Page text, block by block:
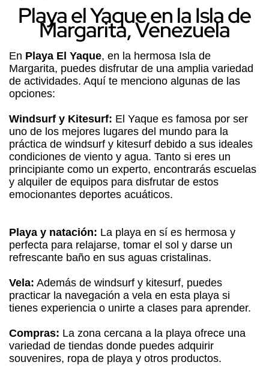
Playa el Yaque en la Isla de
Margarita, Venezuela
En Playa El Yaque, en la hermosa Isla de
Margarita, puedes disfrutar de una amplia variedad
de actividades. Aquí te menciono algunas de las
opciones:
Windsurf y Kitesurf: El Yaque es famosa por ser
uno de los mejores lugares del mundo para la
práctica de windsurf y kitesurf debido a sus ideales
condiciones de viento y agua. Tanto si eres un
principiante como un experto, encontrarás escuelas
y alquiler de equipos para disfrutar de estos
emocionantes deportes acuáticos.
Playa y natación: La playa en sí es hermosa y
perfecta para relajarse, tomar el sol y darse un
refrescante baño en sus aguas cristalinas.
Vela: Además de windsurf y kitesurf, puedes
practicar la navegación a vela en esta playa si
tienes experiencia o unirte a clases para aprender.
Compras: La zona cercana a la playa ofrece una
variedad de tiendas donde puedes adquirir
souvenires, ropa de playa y otros productos.